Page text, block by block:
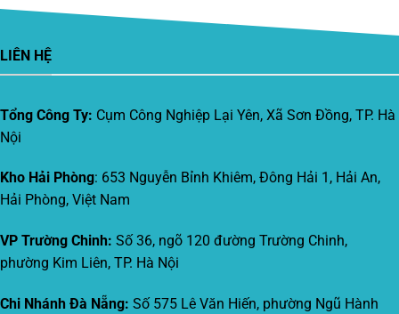
LIÊN HỆ
Tổng Công Ty: Cụm Công Nghiệp Lại Yên, Xã Sơn Đồng, TP. Hà
Nội
Kho Hải Phòng: 653 Nguyễn Bỉnh Khiêm, Đông Hải 1, Hải An,
Hải Phòng, Việt Nam
VP Trường Chinh: Số 36, ngõ 120 đường Trường Chinh,
phường Kim Liên, TP. Hà Nội
Chi Nhánh Đà Nẵng: Số 575 Lê Văn Hiến, phường Ngũ Hành